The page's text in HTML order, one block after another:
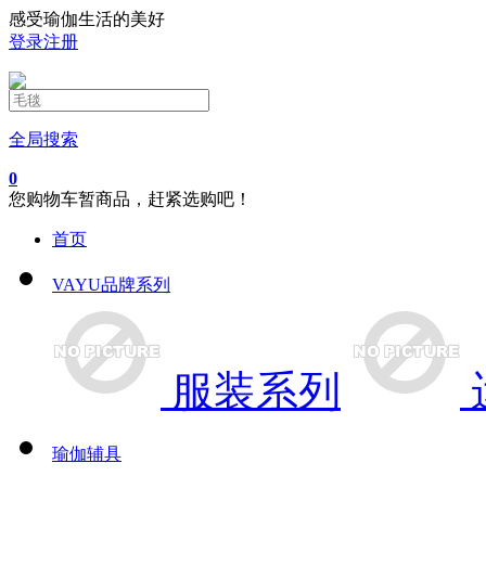
感受瑜伽生活的美好
登录注册
全局搜索
0
您购物车暂商品，赶紧选购吧！
首页
VAYU品牌系列
服装系列
瑜伽辅具